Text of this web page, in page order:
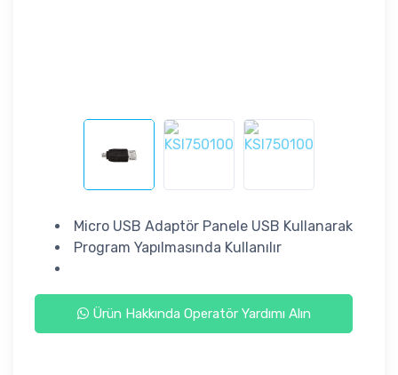
Micro USB Adaptör Panele USB Kullanarak
Program Yapılmasında Kullanılır
Ürün Hakkında Operatör Yardımı Alın